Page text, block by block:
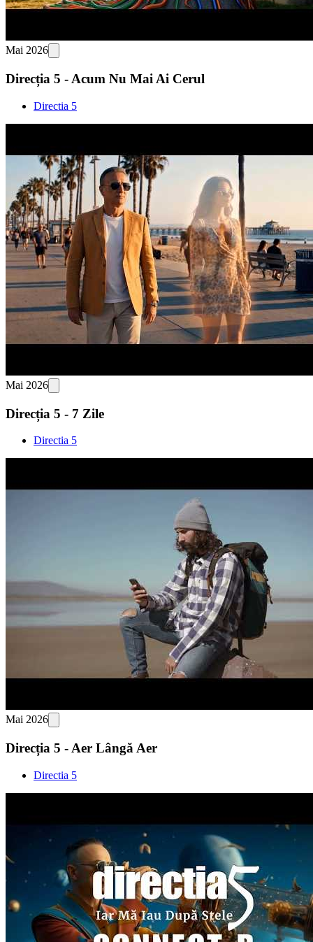
Mai 2026
Direcția 5 - Acum Nu Mai Ai Cerul
Directia 5
Mai 2026
Direcția 5 - 7 Zile
Directia 5
Mai 2026
Direcția 5 - Aer Lângă Aer
Directia 5